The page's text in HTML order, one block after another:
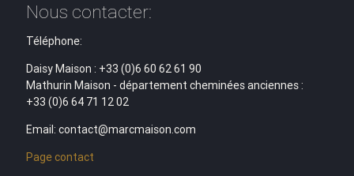
Nous contacter:
Téléphone:
Daisy Maison : +33 (0)6 60 62 61 90
Mathurin Maison - département cheminées anciennes :
+33 (0)6 64 71 12 02
Email: contact@marcmaison.com
Page contact